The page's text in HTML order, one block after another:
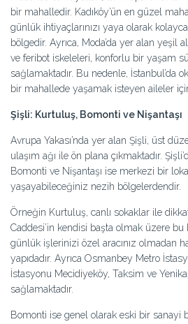
bir mahalledir. Kadıköy’ün en güzel
günlük ihtiyaçlarınızı yaya olarak
bölgedir. Ayrıca, Moda’da yer alan yeşil
ve feribot iskeleleri, konforlu bir yaşam
sağlamaktadır. Bu nedenle, İstanbul’da
bir mahallede yaşamak isteyen aileler
Şişli: Kurtuluş, Bomonti ve Nişantaşı
Avrupa Yakası’nda yer alan Şişli, üst
ulaşım ağı ile ön plana çıkmaktadır.
Bomonti ve Nişantaşı ise merkezi bir
yaşayabileceğiniz nezih bölgelerdendir.
Örneğin Kurtuluş, canlı sokaklar ile
Caddesi’in kendisi başta olmak üzere
günlük işlerinizi özel aracınız olmadan
yapıdadır. Ayrıca Osmanbey Metro
İstasyonu Mecidiyeköy, Taksim ve
sağlamaktadır.
Bomonti ise genel olarak eski bir sanayi